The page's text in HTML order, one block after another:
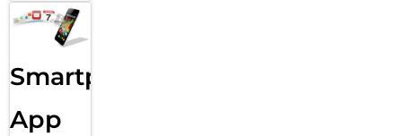
Smartphone
App